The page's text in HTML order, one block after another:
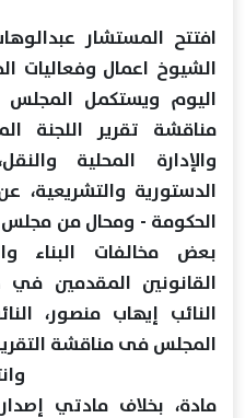
افتتح المستشار
الشيوخ اعمال وفعاليات
اليوم ويستكمل المجلس
مناقشة تقرير اللجنة
والإدارة المحلية
الدستورية
الحكومة - ومحال من مجلس
بعض مخالفات البناء
القانونين المقدمين
النائب إيهاب منصور،
المجلس فى مناقشة
مادة، بخلاف مادتي إصدار